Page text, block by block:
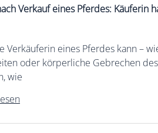
Verkauf eines Pferdes: Käuferin
Verkäuferin eines Pferdes kann –
oder körperliche Gebrechen
wie